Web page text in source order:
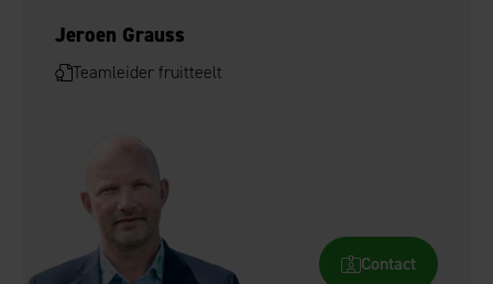
Jeroen Grauss
Teamleider fruitteelt
Contact